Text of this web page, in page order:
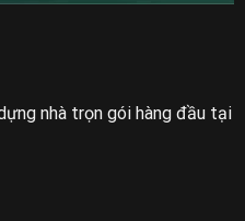
nhà trọn gói hàng đầu tại